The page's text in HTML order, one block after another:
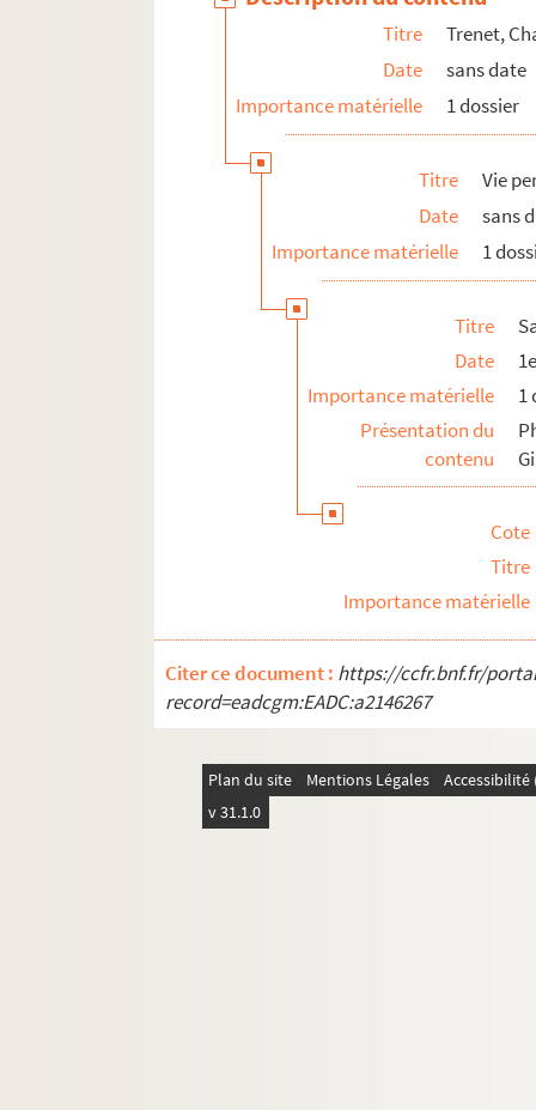
FSE-003617. Voyages à l’étranger :
Avec des personnalités
Divers
Titre
Trenet,
Date
sans date
Importance matérielle
1 dossier
Titre
Vie
Date
sans
Importance matérielle
1
Titre
Date
Importance matérielle
1
Présentation du
contenu
Cote
Titre
Importance matérielle
Citer ce document : https://ccfr.bnf.fr/
record=eadcgm:EADC:a2146267
Plan du site Mentions Légales
v 31.1.0